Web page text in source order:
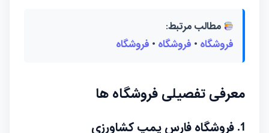
مطالب مرتبط:
فروشگاه • فروشگاه • فروشگاه
معرفی تفصیلی فروشگاه ها
1. فروشگاه فارس پمپ کشاورزی